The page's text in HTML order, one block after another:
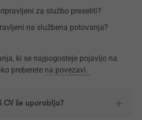
za službo preseliti?
na službena potovanja?
ki se najpogosteje pojavijo na
preberete na povezavi.
CV še uporablja?